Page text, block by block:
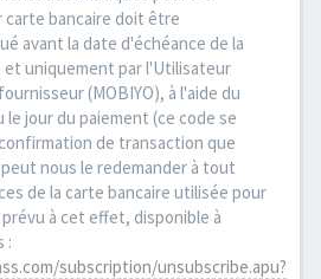
carte bancaire doit être
avant la date d'échéance de la
uniquement par l'Utilisateur
(MOBIYO), à l'aide du
le jour du paiement (ce code se
de transaction que
nous le redemander à tout
de la carte bancaire utilisée pour
à cet effet, disponible à
:
subscription/unsubscribe.apu?